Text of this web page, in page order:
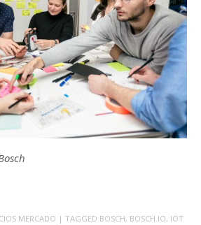
MERCADO | TAGGED BOSCH, BOSCH.IO, IOT